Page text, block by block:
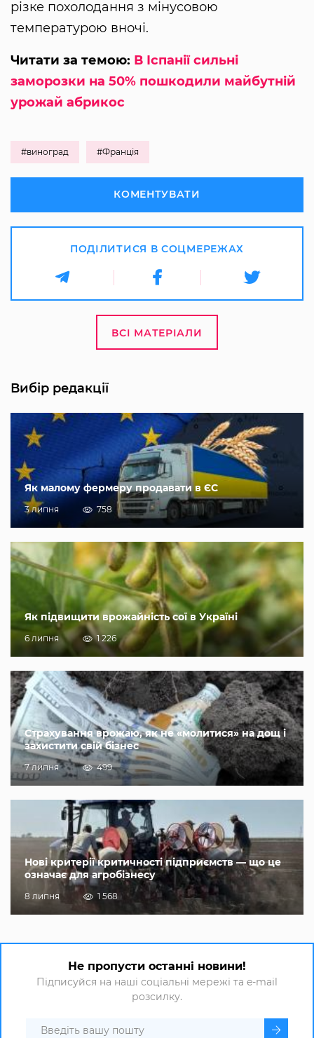
різке похолодання з мінусовою
температурою вночі.
Читати за темою: В Іспанії сильні
заморозки на 50% пошкодили майбутній
урожай абрикос
#виноград #Франція
КОМЕНТУВАТИ
ПОДІЛИТИСЯ В СОЦМЕРЕЖАХ
ВСІ МАТЕРІАЛИ
Вибір редакції
Як малому фермеру продавати в ЄС
3 липня 758
Як підвищити врожайність сої в Україні
6 липня 1 226
Страхування врожаю, як не «молитися» на дощ і
захистити свій бізнес
7 липня 499
Нові критерії критичності підприємств — що це
означає для агробізнесу
8 липня 1 568
Не пропусти останні новини!
Підписуйся на наші соціальні мережі та e-mail
розсилку.